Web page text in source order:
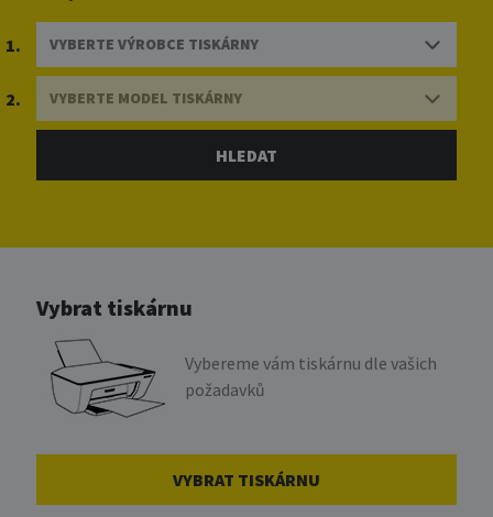
VYBERTE VÝROBCE TISKÁRNY
1.
VYBERTE MODEL TISKÁRNY
2.
Vybrat tiskárnu
Vybereme vám tiskárnu dle vašich
požadavků
VYBRAT TISKÁRNU